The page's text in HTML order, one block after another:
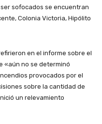
sofocados se encuentran
Colonia Victoria, Hipólito
en el informe sobre el
«aún no se determinó
provocados por el
sobre la cantidad de
un relevamiento